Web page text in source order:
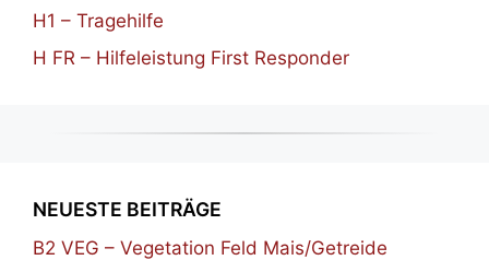
H1 – Tragehilfe
H FR – Hilfeleistung First Responder
NEUESTE BEITRÄGE
B2 VEG – Vegetation Feld Mais/Getreide